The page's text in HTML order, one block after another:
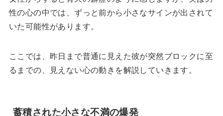
性の心の中では、ずっと前から小さなサインが出されて
いた可能性があります。
ここでは、昨日まで普通に見えた彼が突然ブロックに至
るまでの、見えない心の動きを解説していきます。
蓄積された小さな不満の爆発